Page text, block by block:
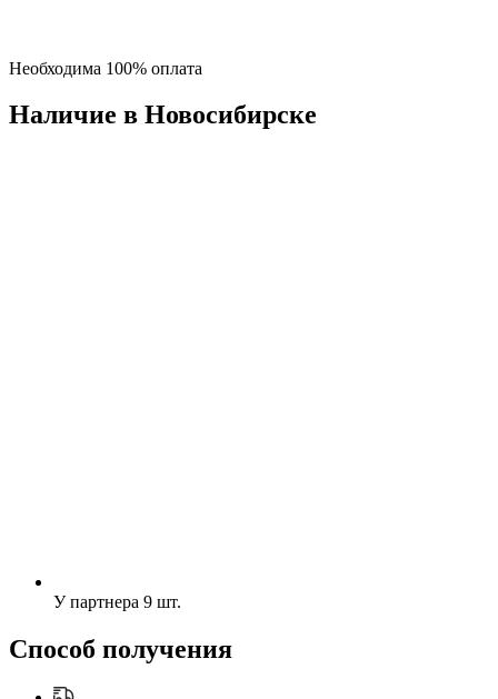
Необходима 100% оплата
Наличие в Новосибирскe
У партнера 9 шт.
Способ получения